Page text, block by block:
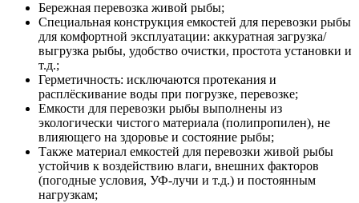
Бережная перевозка живой рыбы;
Специальная конструкция емкостей для перевозки рыбы
для комфортной эксплуатации: аккуратная загрузка/
выгрузка рыбы, удобство очистки, простота установки и
т.д.;
Герметичность: исключаются протекания и
расплёскивание воды при погрузке, перевозке;
Емкости для перевозки рыбы выполнены из
экологически чистого материала (полипропилен), не
влияющего на здоровье и состояние рыбы;
Также материал емкостей для перевозки живой рыбы
устойчив к воздействию влаги, внешних факторов
(погодные условия, УФ-лучи и т.д.) и постоянным
нагрузкам;